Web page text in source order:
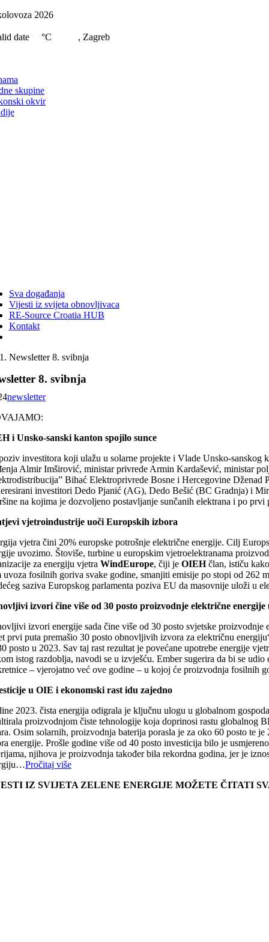
Skip
content
2026
date °C , Zagreb
skupine
okvir
Sva događanja
Vijesti iz svijeta obnovljivaca
RE-Source Croatia HUB
Kontakt
Newsletter 8. svibnja
8. svibnja
newsletter
i Unsko-sanski kanton spojilo sunce
investitora koji ulažu u solarne projekte i Vlade Unsko-sanskog
Almir Imširović, ministar privrede Armin Kardašević, ministar
Bihać Elektroprivrede Bosne i Hercegovine Dženad
investitori Dedo Pjanić (AG), Dedo Bešić (BC Gradnja) i
na kojima je dozvoljeno postavljanje sunčanih elektrana i po
vjetroindustrije uoči Europskih izbora
vjetra čini 20% europske potrošnje električne energije. Cilj
uvozimo. Štoviše, turbine u europskim vjetroelektranama
za energiju vjetra WindEurope, čiji je OIEHčlan, ističu
uvoza fosilnih goriva svake godine, smanjiti emisije po stopi od
saziva Europskog parlamenta poziva EU da masovnije uloži u
izvori čine više od 30 posto proizvodnje električne energije
izvori energije sada čine više od 30 posto svjetske
prvi puta premašio 30 posto obnovljivih izvora za električnu
posto u 2023. Sav taj rast rezultat je povećane upotrebe energije
istog razdoblja, navodi se u izvješću. Ember sugerira da bi se
– vjerojatno već ove godine – u kojoj će proizvodnja fosilnih
u OIE i ekonomski rast idu zajedno
2023. čista energija odigrala je ključnu ulogu u globalnom
proizvodnjom čiste tehnologije koja doprinosi rastu globalnog
Osim solarnih, proizvodnja baterija porasla je za oko 60 posto te
energije. Prošle godine više od 40 posto investicija bilo je
njihova je proizvodnja također bila rekordna godina, jer je
Pročitaj više
IZ SVIJETA ZELENE ENERGIJE MOŽETE ČITATI